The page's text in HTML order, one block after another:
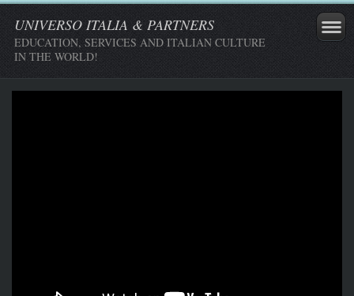
UNIVERSO ITALIA & PARTNERS
EDUCATION, SERVICES AND ITALIAN CULTURE
IN THE WORLD!